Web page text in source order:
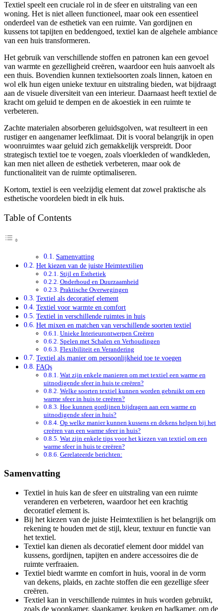
Textiel speelt een cruciale rol in de sfeer en uitstraling van een
woning. Het is niet alleen functioneel, maar ook een essentieel
onderdeel van de esthetiek van een ruimte. Van gordijnen en
kussens tot tapijten en beddengoed, textiel kan de algehele ambiance
van een huis transformeren.
Het gebruik van verschillende stoffen en patronen kan een gevoel
van warmte en gezelligheid creëren, waardoor een huis aanvoelt als
een thuis. Bovendien kunnen textielsoorten zoals linnen, katoen en
wol elk hun eigen unieke textuur en uitstraling bieden, wat bijdraagt
aan de visuele diversiteit van een interieur. Daarnaast heeft textiel de
kracht om geluid te dempen en de akoestiek in een ruimte te
verbeteren.
Zachte materialen absorberen geluidsgolven, wat resulteert in een
rustiger en aangenamer leefklimaat. Dit is vooral belangrijk in open
woonruimtes waar geluid zich gemakkelijk verspreidt. Door
strategisch textiel toe te voegen, zoals vloerkleden of wandkleden,
kan men niet alleen de esthetiek verbeteren, maar ook de
functionaliteit van de ruimte optimaliseren.
Kortom, textiel is een veelzijdig element dat zowel praktische als
esthetische voordelen biedt in elk huis.
Table of Contents
Samenvatting
Het kiezen van de juiste Heimtextilien
Stijl en Esthetiek
Onderhoud en Duurzaamheid
Praktische Overwegingen
Textiel als decoratief element
Textiel voor warmte en comfort
Textiel in verschillende ruimtes in huis
Het mixen en matchen van verschillende soorten textiel
Unieke Interieurontwerpen Creëren
Spelen met Schalen en Verhoudingen
Flexibiliteit en Verandering
Textiel als manier om persoonlijkheid toe te voegen
FAQs
Wat zijn enkele manieren om met textiel een warme en
uitnodigende sfeer in huis te creëren?
Welke soorten textiel kunnen worden gebruikt om een
warme sfeer in huis te creëren?
Hoe kunnen gordijnen bijdragen aan een warme en
uitnodigende sfeer in huis?
Op welke manier kunnen kussens en dekens helpen bij het
creëren van een warme sfeer in huis?
Wat zijn enkele tips voor het kiezen van textiel om een
warme sfeer in huis te creëren?
Gerelateerde berichten:
Samenvatting
Textiel in huis kan de sfeer en uitstraling van een ruimte
veranderen en verbeteren, waardoor het een krachtig
decoratief element is.
Bij het kiezen van de juiste Heimtextilien is het belangrijk om
rekening te houden met de stijl, kleur, textuur en functie van
het textiel.
Textiel kan dienen als decoratief element door middel van
kussens, gordijnen, tapijten en andere accessoires die de
ruimte verfraaien.
Textiel biedt warmte en comfort in huis, vooral in de vorm
van dekens, plaids, en zachte stoffen die een gezellige sfeer
creëren.
Textiel kan in verschillende ruimtes in huis worden gebruikt,
zoals de woonkamer, slaapkamer, keuken en badkamer, om de